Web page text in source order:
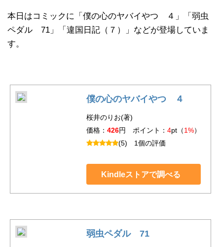
本日はコミックに「僕の心のヤバイやつ ４」「弱虫
ペダル 71」「違国日記（７）」などが登場していま
す。
僕の心のヤバイやつ ４
桜井のりお(著)
価格： 426円 ポイント： 4pt（1%）
(5) 1個の評価
Kindleストアで調べる
弱虫ペダル 71